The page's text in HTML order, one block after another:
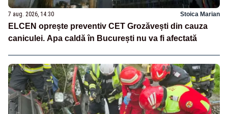
7 aug. 2026, 14:30 Stoica Marian
ELCEN oprește preventiv CET Grozăvești din cauza
caniculei. Apa caldă în București nu va fi afectată